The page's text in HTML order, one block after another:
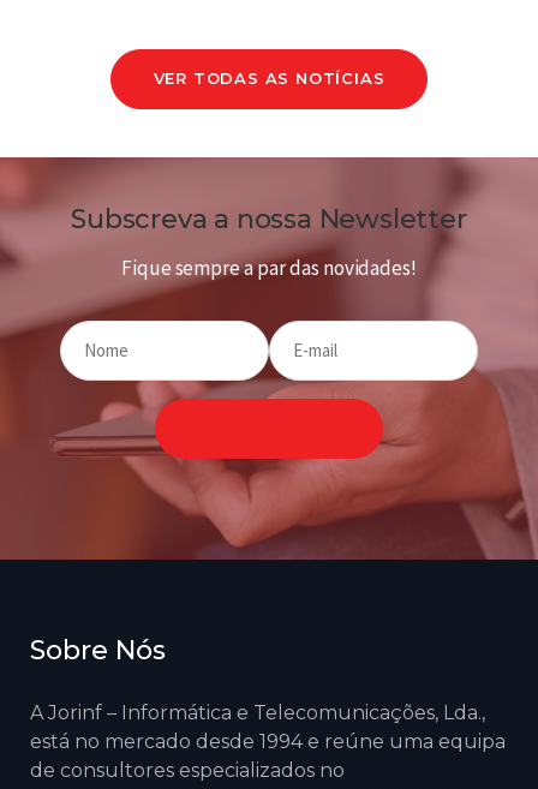
VER TODAS AS NOTÍCIAS
Subscreva a nossa Newsletter
Fique sempre a par das novidades!
Sobre Nós
A Jorinf – Informática e Telecomunicações, Lda.,
está no mercado desde 1994 e reúne uma equipa
de consultores especializados no